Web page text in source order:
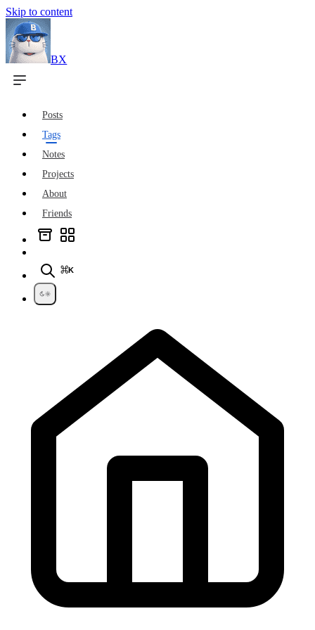
Skip to content
BX
Posts
Tags
Notes
Projects
About
Friends
⌘K